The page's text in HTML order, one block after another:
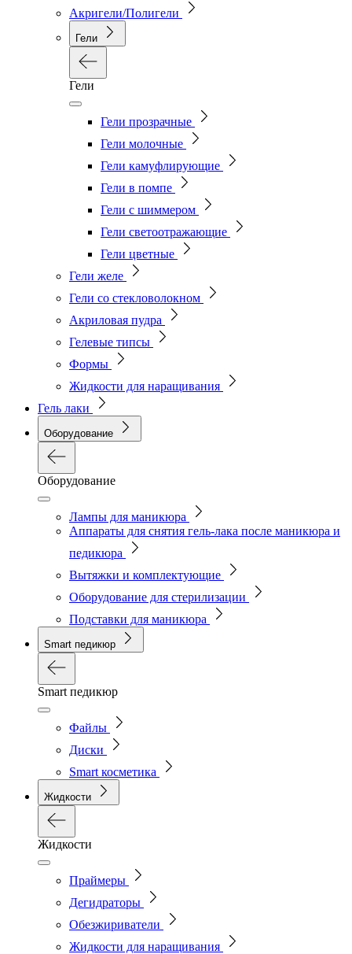
Акригели/Полигели
Гели
Гели
Гели прозрачные
Гели молочные
Гели камуфлирующие
Гели в помпе
Гели с шиммером
Гели светоотражающие
Гели цветные
Гели желе
Гели со стекловолокном
Акриловая пудра
Гелевые типсы
Формы
Жидкости для наращивания
Гель лаки
Оборудование
Оборудование
Лампы для маникюра
Аппараты для снятия гель-лака после маникюра и
педикюра
Вытяжки и комплектующие
Оборудование для стерилизации
Подставки для маникюра
Smart педикюр
Smart педикюр
Файлы
Диски
Smart косметика
Жидкости
Жидкости
Праймеры
Дегидраторы
Обезжириватели
Жидкости для наращивания